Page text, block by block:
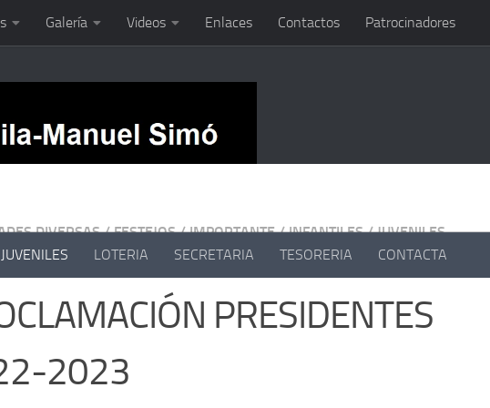
Galería Videos Enlaces Contactos Patrocinadores
JUVENILES LOTERIA SECRETARIA TESORERIA CONTACTA
DIVERSAS / FESTEJOS / IMPORTANTE / INFANTILES / JUVENILES
PRESIDENTES
2023